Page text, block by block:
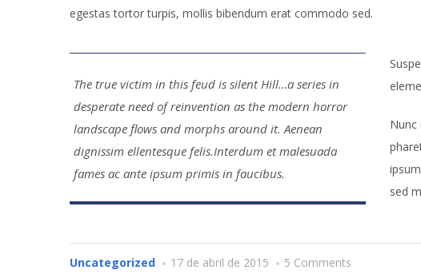
egestas tortor turpis, mollis bibendum erat commodo sed.
The true victim in this feud is silent Hill…a series in
desperate need of reinvention as the modern horror
landscape flows and morphs around it. Aenean
dignissim ellentesque felis.Interdum et malesuada
fames ac ante ipsum primis in faucibus.
Nunc
sed
Uncategorized 17 de abril de 2015 5 Comments